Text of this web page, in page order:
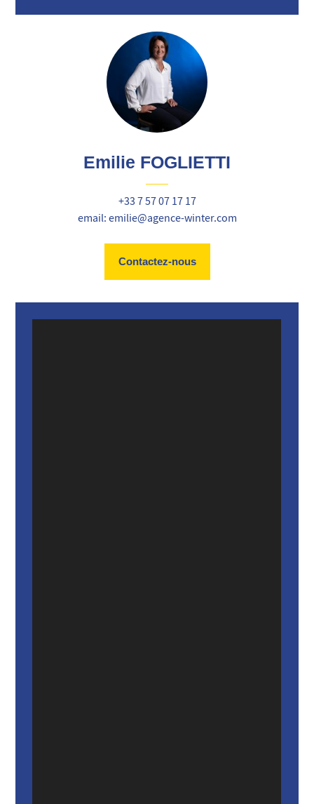
Emilie FOGLIETTI
+33 7 57 07 17 17
email: emilie@agence-winter.com
Contactez-nous